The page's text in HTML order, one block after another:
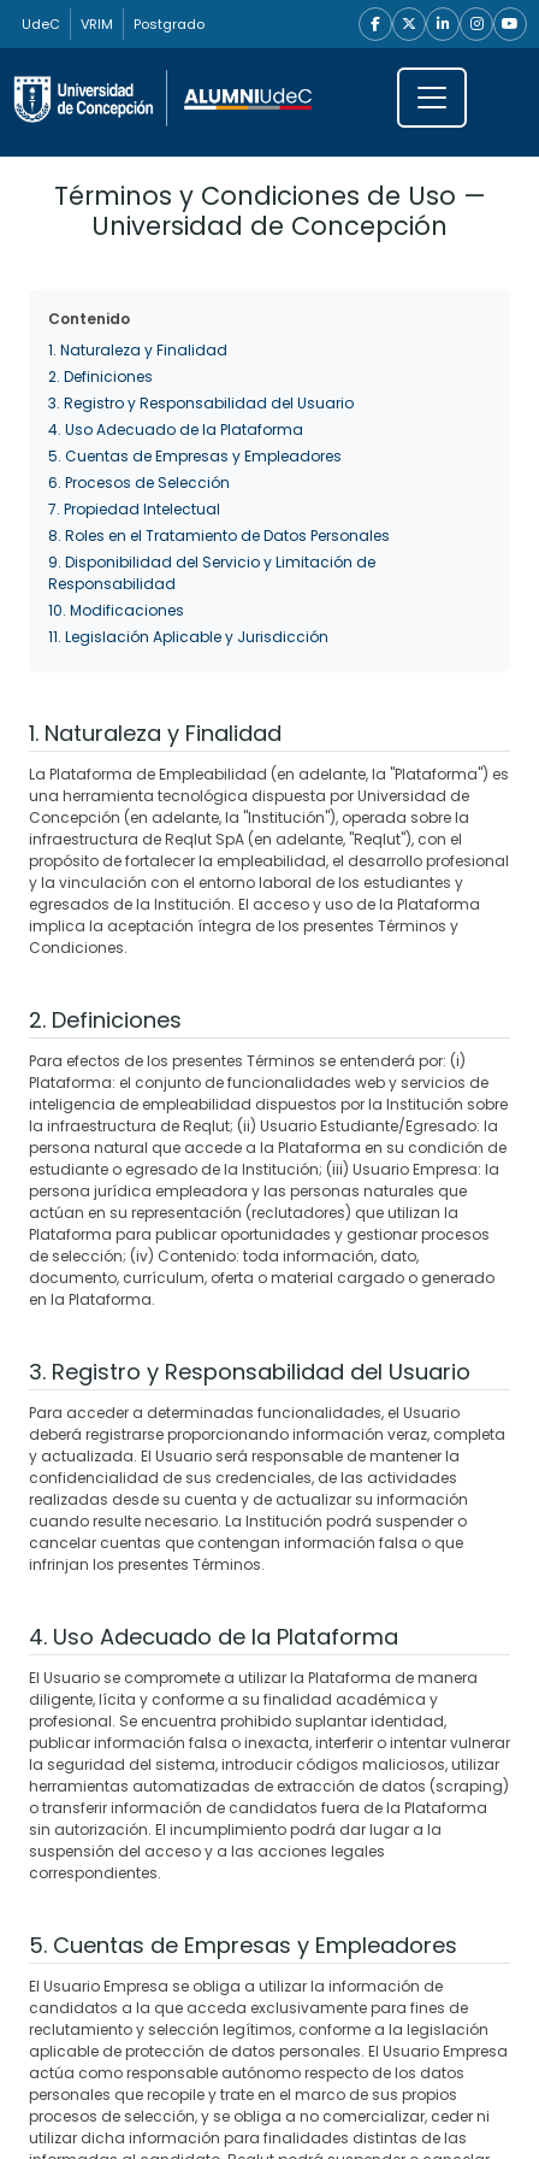
UdeC VRIM Postgrado
Términos y Condiciones de Uso —
Universidad de Concepción
Contenido
1. Naturaleza y Finalidad
2. Definiciones
3. Registro y Responsabilidad del Usuario
4. Uso Adecuado de la Plataforma
5. Cuentas de Empresas y Empleadores
6. Procesos de Selección
7. Propiedad Intelectual
8. Roles en el Tratamiento de Datos Personales
9. Disponibilidad del Servicio y Limitación de
Responsabilidad
10. Modificaciones
11. Legislación Aplicable y Jurisdicción
1. Naturaleza y Finalidad
La Plataforma de Empleabilidad (en adelante, la "Plataforma") es
una herramienta tecnológica dispuesta por Universidad de
Concepción (en adelante, la "Institución"), operada sobre la
infraestructura de Reqlut SpA (en adelante, "Reqlut"), con el
propósito de fortalecer la empleabilidad, el desarrollo profesional
y la vinculación con el entorno laboral de los estudiantes y
egresados de la Institución. El acceso y uso de la Plataforma
implica la aceptación íntegra de los presentes Términos y
Condiciones.
2. Definiciones
Para efectos de los presentes Términos se entenderá por: (i)
Plataforma: el conjunto de funcionalidades web y servicios de
inteligencia de empleabilidad dispuestos por la Institución sobre
la infraestructura de Reqlut; (ii) Usuario Estudiante/Egresado: la
persona natural que accede a la Plataforma en su condición de
estudiante o egresado de la Institución; (iii) Usuario Empresa: la
persona jurídica empleadora y las personas naturales que
actúan en su representación (reclutadores) que utilizan la
Plataforma para publicar oportunidades y gestionar procesos
de selección; (iv) Contenido: toda información, dato,
documento, currículum, oferta o material cargado o generado
en la Plataforma.
3. Registro y Responsabilidad del Usuario
Para acceder a determinadas funcionalidades, el Usuario
deberá registrarse proporcionando información veraz, completa
y actualizada. El Usuario será responsable de mantener la
confidencialidad de sus credenciales, de las actividades
realizadas desde su cuenta y de actualizar su información
cuando resulte necesario. La Institución podrá suspender o
cancelar cuentas que contengan información falsa o que
infrinjan los presentes Términos.
4. Uso Adecuado de la Plataforma
El Usuario se compromete a utilizar la Plataforma de manera
diligente, lícita y conforme a su finalidad académica y
profesional. Se encuentra prohibido suplantar identidad,
publicar información falsa o inexacta, interferir o intentar vulnerar
la seguridad del sistema, introducir códigos maliciosos, utilizar
herramientas automatizadas de extracción de datos (scraping)
o transferir información de candidatos fuera de la Plataforma
sin autorización. El incumplimiento podrá dar lugar a la
suspensión del acceso y a las acciones legales
correspondientes.
5. Cuentas de Empresas y Empleadores
El Usuario Empresa se obliga a utilizar la información de
candidatos a la que acceda exclusivamente para fines de
reclutamiento y selección legítimos, conforme a la legislación
aplicable de protección de datos personales. El Usuario Empresa
actúa como responsable autónomo respecto de los datos
personales que recopile y trate en el marco de sus propios
procesos de selección, y se obliga a no comercializar, ceder ni
utilizar dicha información para finalidades distintas de las